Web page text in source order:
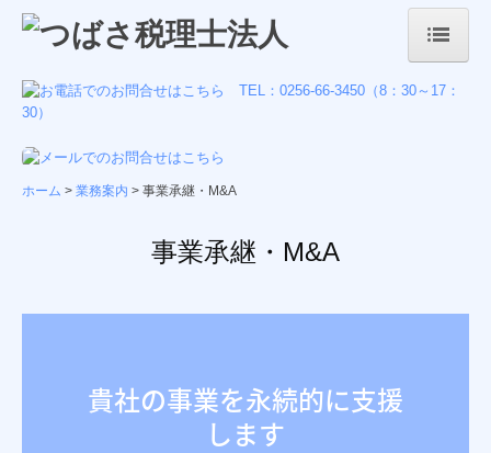
ホーム
事務所概要
ホーム 業務案内 事業承継・M&A
事業承継・M&A
貴社の事業を永続的に支援
します